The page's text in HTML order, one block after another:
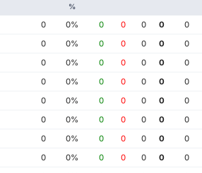
%
0 0% 0 0 0 0
0
0 0% 0 0 0 0
0
0 0% 0 0 0 0
0
0 0% 0 0 0 0
0
0 0% 0 0 0 0
0
0 0% 0 0 0 0
0
0 0% 0 0 0 0
0
0 0% 0 0 0 0
0